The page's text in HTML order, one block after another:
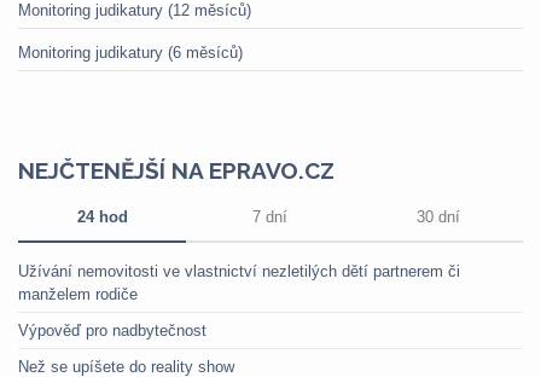
Monitoring judikatury (12 měsíců)
Monitoring judikatury (6 měsíců)
NEJČTENĚJŠÍ NA EPRAVO.CZ
24 hod 7 dní 30 dní
Užívání nemovitosti ve vlastnictví nezletilých dětí partnerem či
manželem rodiče
Výpověď pro nadbytečnost
Než se upíšete do reality show